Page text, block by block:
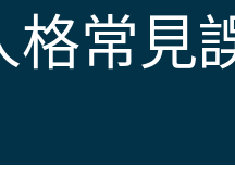
格常見